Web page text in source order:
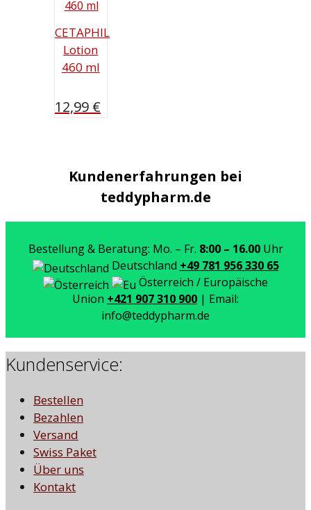
CETAPHIL
Lotion
460 ml
12,99 €
Kundenerfahrungen bei
teddypharm.de
Bestellung & Beratung: Mo. – Fr. 8:00 – 16.00Uhr
Deutschland +49 781 956 330 65
Österreich / Europäische
Union +421 907 310 900 | Email:
info@teddypharm.de
Kundenservice:
Bestellen
Bezahlen
Versand
Swiss Paket
Über uns
Kontakt